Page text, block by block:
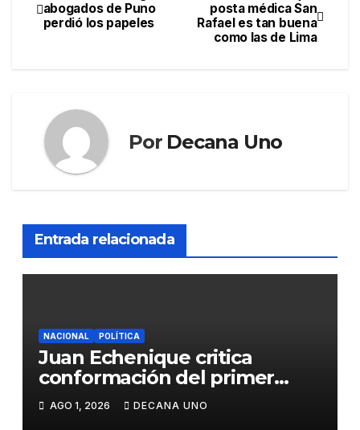
de
posta médica San
Rafael es tan buena
como las de Lima
abogados de Puno
perdió los papeles
Por Decana Uno
Entrada relacionada
NACIONAL POLÍTICA
Juan Echenique critica
conformación del primer
gabinete ministerial de Keiko
Fujimori
AGO 1, 2026 DECANA UNO